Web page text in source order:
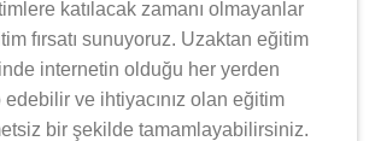
katılacak zamanı olmayanlar
fırsatı sunuyoruz. Uzaktan eğitim
internetin olduğu her yerden
edebilir ve ihtiyacınız olan eğitim
bir şekilde tamamlayabilirsiniz.